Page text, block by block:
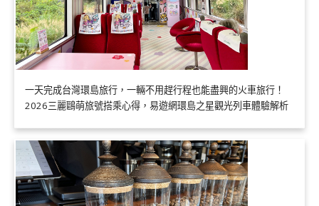
一天完成台灣環島旅行，一輛不用趕行程也能盡興的火車旅行！
2026三麗鷗萌旅號搭乘心得，易遊網環島之星觀光列車體驗解析